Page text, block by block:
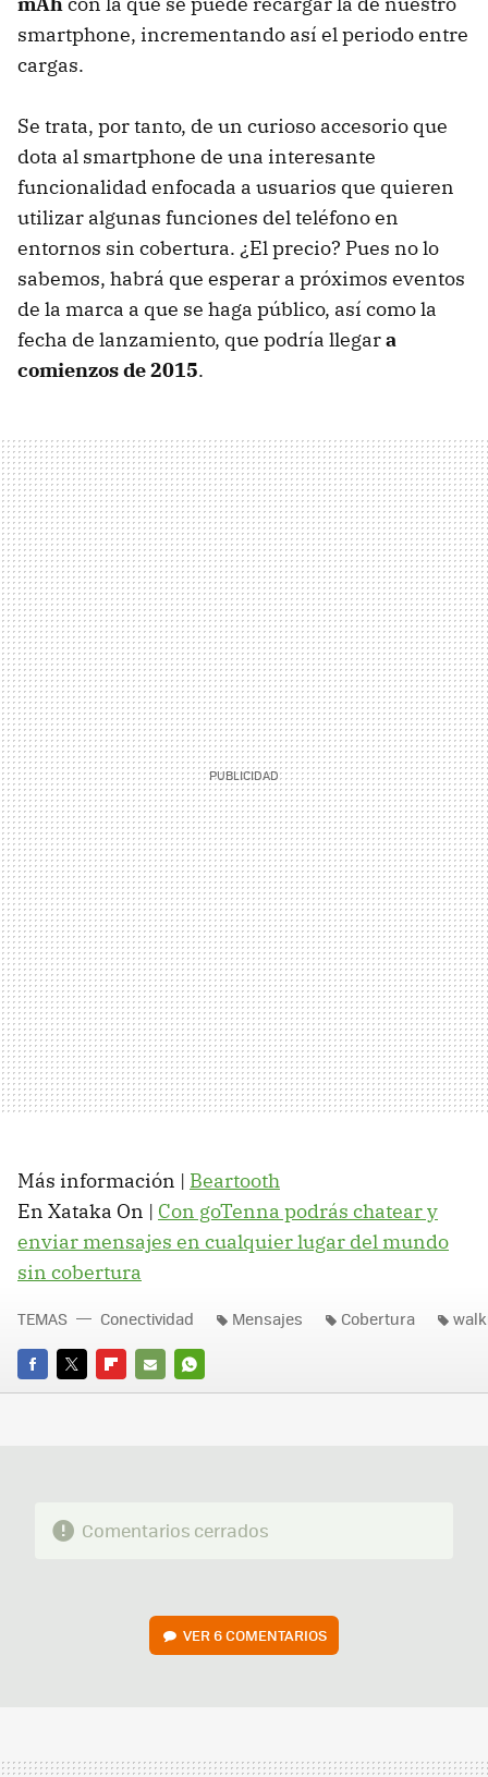
smartphone, incrementando así el periodo entre
cargas.
Se trata, por tanto, de un curioso accesorio que
dota al smartphone de una interesante
funcionalidad enfocada a usuarios que quieren
utilizar algunas funciones del teléfono en
entornos sin cobertura. ¿El precio? Pues no lo
sabemos, habrá que esperar a próximos eventos
de la marca a que se haga público, así como la
fecha de lanzamiento, que podría llegara
comienzos de 2015.
Más información | Beartooth
En Xataka On | Con goTenna podrás chatear y
enviar mensajes en cualquier lugar del mundo
sin cobertura
FACEBOOK
TWITTERFLIPBOARD
E-
WHATSAPP
TEMAS Conectividad Mensajes Cobertura
Comentarios cerrados
VER6 COMENTARIOS